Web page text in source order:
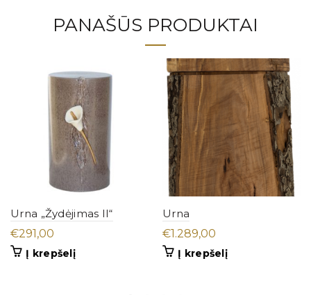
PANAŠŪS PRODUKTAI
Urna „Žydėjimas II“
€291,00
Į krepšelį
Urna
€1.289,00
Į krepšelį